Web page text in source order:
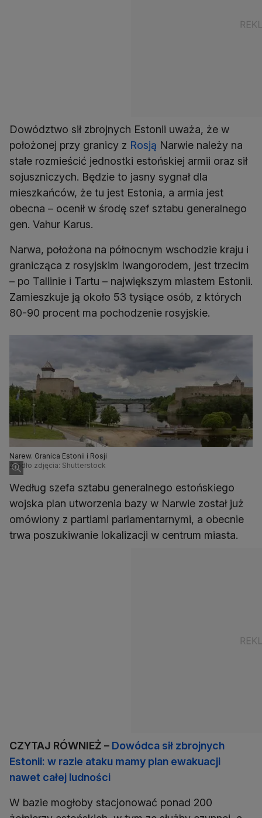
Dowództwo sił zbrojnych Estonii uważa, że w
położonej przy granicy z Rosją Narwie należy na
stałe rozmieścić jednostki estońskiej armii oraz sił
sojuszniczych. Będzie to jasny sygnał dla
mieszkańców, że tu jest Estonia, a armia jest
obecna – ocenił w środę szef sztabu generalnego
gen. Vahur Karus.
Narwa, położona na północnym wschodzie kraju i
granicząca z rosyjskim Iwangorodem, jest trzecim
– po Tallinie i Tartu – największym miastem Estonii.
Zamieszkuje ją około 53 tysiące osób, z których
80-90 procent ma pochodzenie rosyjskie.
Narew. Granica Estonii i Rosji
Źródło zdjęcia: Shutterstock
Według szefa sztabu generalnego estońskiego
wojska plan utworzenia bazy w Narwie został już
omówiony z partiami parlamentarnymi, a obecnie
trwa poszukiwanie lokalizacji w centrum miasta.
CZYTAJ RÓWNIEŻ – Dowódca sił zbrojnych
Estonii: w razie ataku mamy plan ewakuacji
nawet całej ludności
W bazie mogłoby stacjonować ponad 200